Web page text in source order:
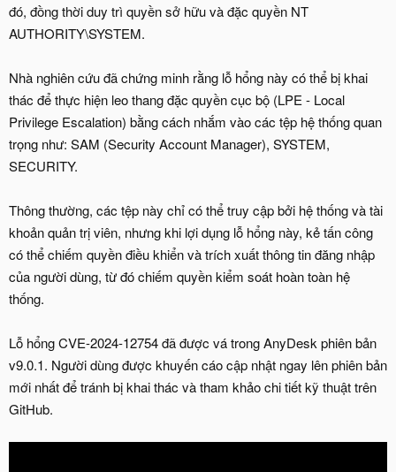
đó, đồng thời duy trì quyền sở hữu và đặc quyền NT
AUTHORITY\SYSTEM.
Nhà nghiên cứu đã chứng minh rằng lỗ hổng này có thể bị khai
thác để thực hiện leo thang đặc quyền cục bộ (LPE - Local
Privilege Escalation) bằng cách nhắm vào các tệp hệ thống quan
trọng như: SAM (Security Account Manager), SYSTEM,
SECURITY.
Thông thường, các tệp này chỉ có thể truy cập bởi hệ thống và tài
khoản quản trị viên, nhưng khi lợi dụng lỗ hổng này, kẻ tấn công
có thể chiếm quyền điều khiển và trích xuất thông tin đăng nhập
của người dùng, từ đó chiếm quyền kiểm soát hoàn toàn hệ
thống.
Lỗ hổng CVE-2024-12754 đã được vá trong AnyDesk phiên bản
v9.0.1. Người dùng được khuyến cáo cập nhật ngay lên phiên bản
mới nhất để tránh bị khai thác và tham khảo chi tiết kỹ thuật trên
GitHub.